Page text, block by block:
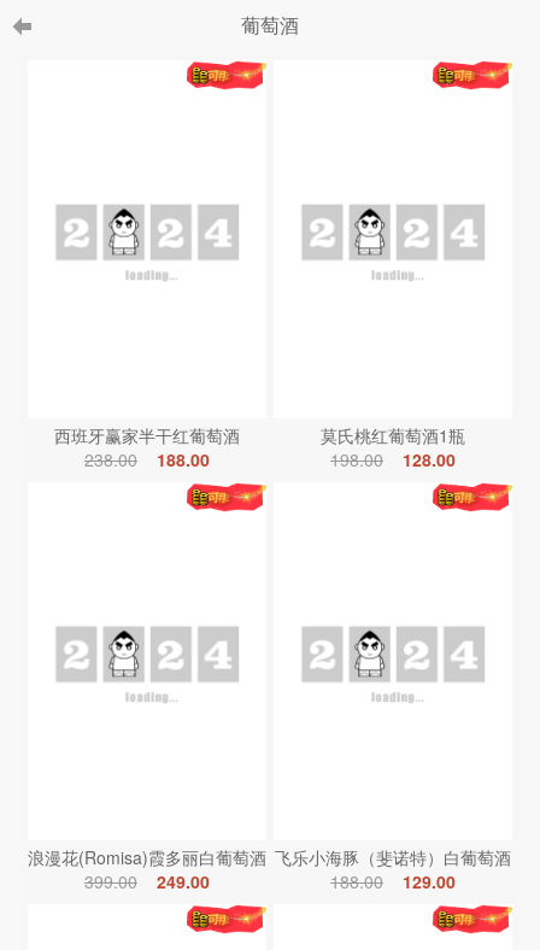
葡萄酒
西班牙赢家半干红葡萄酒
238.00
188.00
莫氏桃红葡萄酒1瓶
198.00
128.00
浪漫花(Romisa)霞多丽白葡萄酒
399.00
249.00
飞乐小海豚（斐诺特）白葡萄酒
188.00
129.00